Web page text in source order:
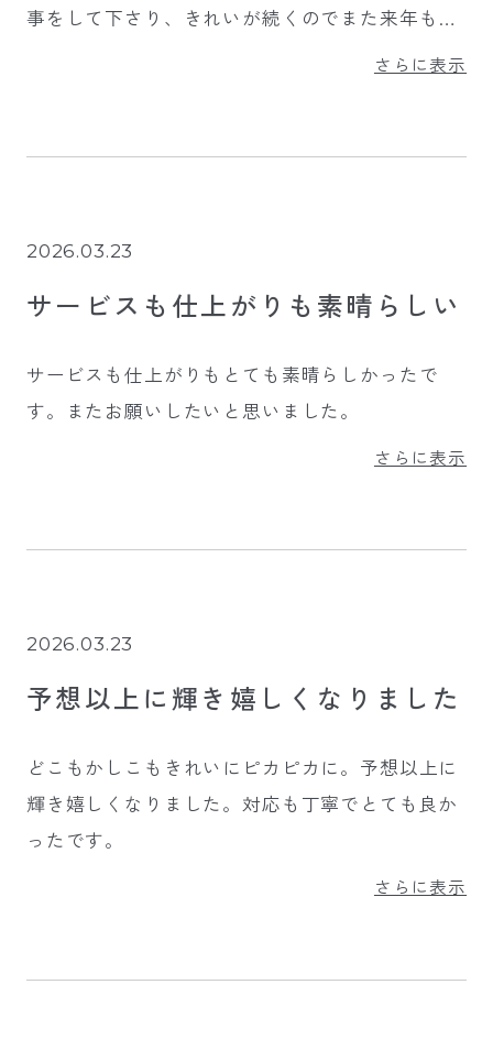
事をして下さり、きれいが続くのでまた来年もよ
さらに表示
2026.03.23
サービスも仕上がりも素晴らしい
サービスも仕上がりもとても素晴らしかったで
す。またお願いしたいと思いました。
さらに表示
2026.03.23
予想以上に輝き嬉しくなりました
どこもかしこもきれいにピカピカに。予想以上に
輝き嬉しくなりました。対応も丁寧でとても良か
ったです。
さらに表示